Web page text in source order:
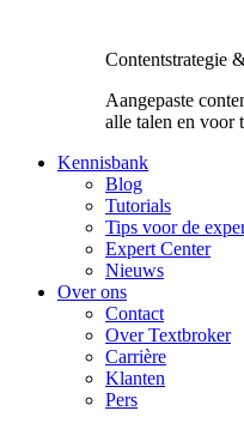
Contentstrategie
Aangepaste
alle talen en voor
Kennisbank
Blog
Tutorials
Tips voor de
Expert Center
Nieuws
Over ons
Contact
Over Textbroker
Carrière
Klanten
Pers